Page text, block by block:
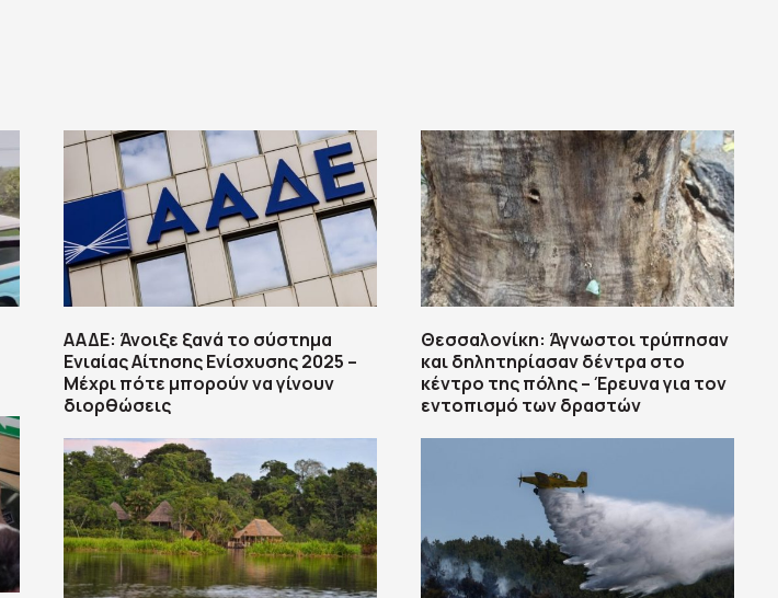
ΑΑΔΕ: Άνοιξε ξανά το σύστημα
Ενιαίας Αίτησης Ενίσχυσης 2025 –
Μέχρι πότε μπορούν να γίνουν
διορθώσεις
Θεσσαλονίκη: Άγνωστοι τρύπησαν
και δηλητηρίασαν δέντρα στο
κέντρο της πόλης – Έρευνα για τον
εντοπισμό των δραστών